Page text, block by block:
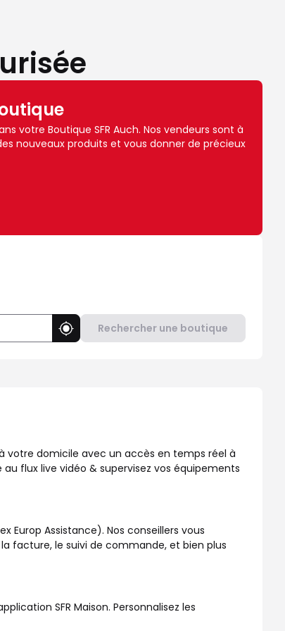
votre Boutique SFR Auch. Nos vendeurs sont à
nouveaux produits et vous donner de précieux
Utiliser ma position
Rechercher une boutique
votre domicile avec un accès en temps réel à
flux live vidéo & supervisez vos équipements
Europ Assistance). Nos conseillers vous
facture, le suivi de commande, et bien plus
SFR Maison. Personnalisez les
dans votre boutique SFR !